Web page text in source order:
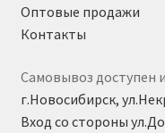
Оптовые продажи
Контакты
Самовывоз доступен
г.Новосибирск,
Вход со стороны